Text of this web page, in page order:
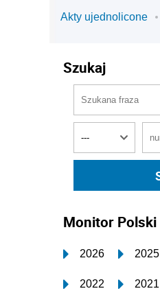
Akty ujednolicone
Szukaj
Monitor Polski
2026 2025
2022 2021